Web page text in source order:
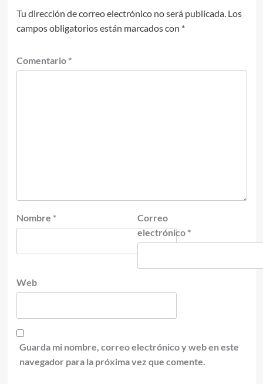
Tu dirección de correo electrónico no será publicada. Los
campos obligatorios están marcados con *
Comentario *
Nombre *
Correo
electrónico *
Web
Guarda mi nombre, correo electrónico y web en este
navegador para la próxima vez que comente.